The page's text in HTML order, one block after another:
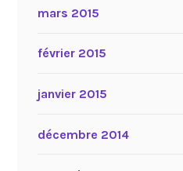
mars 2015
février 2015
janvier 2015
décembre 2014